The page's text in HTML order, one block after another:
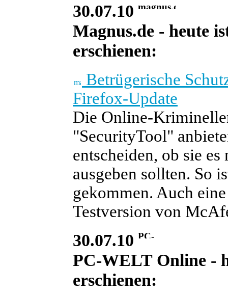
30.07.10
Magnus.de - heute
erschienen:
Betrügerische
Firefox-Update
Die Online-
"SecurityTool"
entscheiden, ob sie
ausgeben sollten. So
gekommen. Auch
Testversion von
30.07.10
PC-WELT Online -
erschienen: